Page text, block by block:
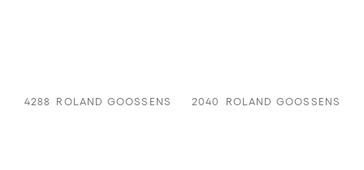
4288 ROLAND GOOSSENS 2040 ROLAND GOOSSENS